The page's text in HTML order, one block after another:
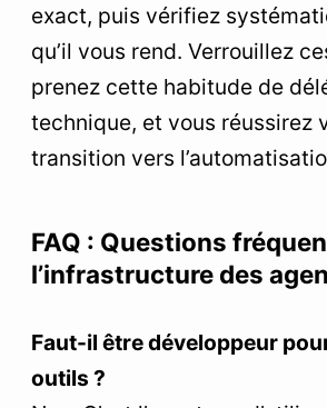
exact, puis vérifiez
qu’il vous rend. Verrouillez
prenez cette habitude de
technique, et vous réussirez
transition vers
FAQ : Questions
l’infrastructure des
Faut-il être développeur
outils ?